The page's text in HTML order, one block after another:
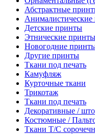
Абстрактные
Детские принты
Этнические принты
Новогодние
Другие принты
Ткани под печать
Камуфляж
Курточные ткани
Трикотаж
Ткани под печать
Декоративные /
Костюмные /
Ткани Т/С